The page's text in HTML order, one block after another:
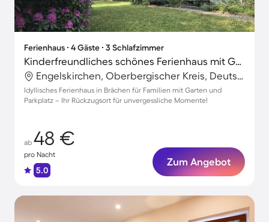
Ferienhaus ∙ 4 Gäste ∙ 3 Schlafzimmer
Kinderfreundliches schönes Ferienhaus mit Garten und Grill
Engelskirchen, Oberbergischer Kreis, Deutschland
Idyllisches Ferienhaus in Brächen für Familien mit Garten und
Parkplatz – Ihr Rückzugsort für unvergessliche Momente!
ab 48 €
pro Nacht
5.0
Zum Angebot